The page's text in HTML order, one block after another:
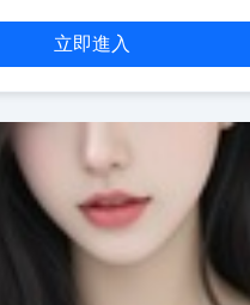
立即進入